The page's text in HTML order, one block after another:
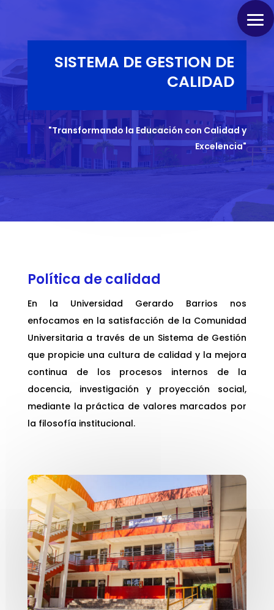
SISTEMA DE GESTION DE
CALIDAD
"Transformando la Educación con Calidad y
Excelencia"
Política de calidad
En la Universidad Gerardo Barrios nos
enfocamos en la satisfacción de la Comunidad
Universitaria a través de un Sistema de Gestión
que propicie una cultura de calidad y la mejora
continua de los procesos internos de la
docencia, investigación y proyección social,
mediante la práctica de valores marcados por
la filosofía institucional.